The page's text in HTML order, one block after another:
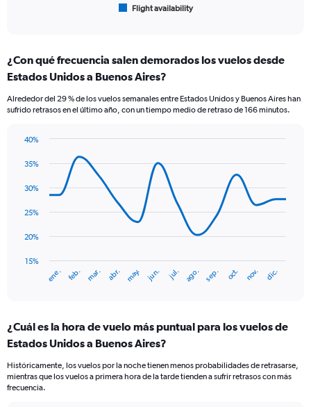
Range:
6
The
chart
axis
displaying
Number
of
Range:
to
Flight availability
¿Con qué frecuencia salen demorados los vuelos desde
Estados Unidos a Buenos Aires?
Alrededor del 29 % de los vuelos semanales entre Estados Unidos y Buenos Aires han
sufrido retrasos en el último año, con un tiempo medio de retraso de 166 minutos.
chart
14
points.
The
has
categories.
Range:
categories.
The
chart
graphic.
ene. feb. mar. abr. may. jun. jul. ago. sep. oct. nov. dic.
15%
20%
25%
30%
35%
40%
¿Cuál es la hora de vuelo más puntual para los vuelos de
Estados Unidos a Buenos Aires?
Históricamente, los vuelos por la noche tienen menos probabilidades de retrasarse,
mientras que los vuelos a primera hora de la tarde tienden a sufrir retrasos con más
frecuencia.